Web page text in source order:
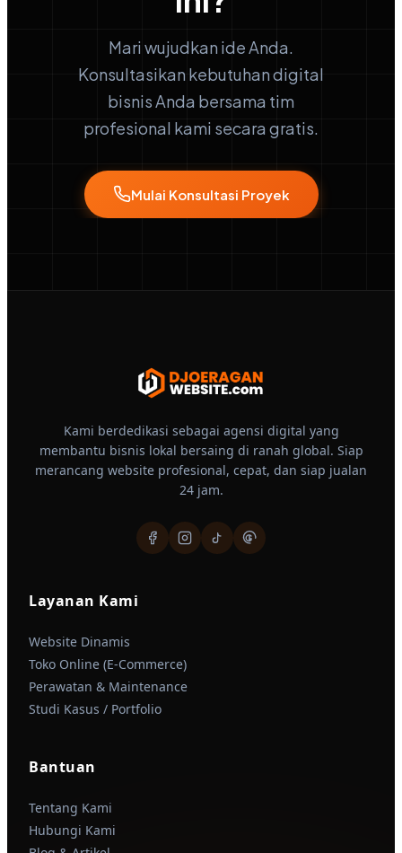
Mari wujudkan ide Anda.
Konsultasikan kebutuhan digital
bisnis Anda bersama tim
profesional kami secara gratis.
Mulai Konsultasi Proyek
Kami berdedikasi sebagai agensi digital yang
membantu bisnis lokal bersaing di ranah global. Siap
merancang website profesional, cepat, dan siap jualan
24 jam.
Layanan Kami
Website Dinamis
Toko Online (E-Commerce)
Perawatan & Maintenance
Studi Kasus / Portfolio
Bantuan
Tentang Kami
Hubungi Kami